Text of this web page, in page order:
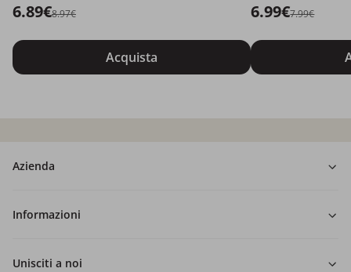
6.89€8.97€
Acquista
6.99€7.99€
Azienda
Informazioni
Unisciti a noi